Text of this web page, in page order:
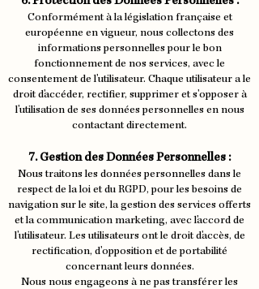
Conformément à la législation française et
européenne en vigueur, nous collectons des
informations personnelles pour le bon
fonctionnement de nos services, avec le
consentement de l'utilisateur. Chaque utilisateur a le
droit d'accéder, rectifier, supprimer et s'opposer à
l'utilisation de ses données personnelles en nous
contactant directement.
7. Gestion des Données Personnelles :
Nous traitons les données personnelles dans le
respect de la loi et du RGPD, pour les besoins de
navigation sur le site, la gestion des services offerts
et la communication marketing, avec l'accord de
l'utilisateur. Les utilisateurs ont le droit d'accès, de
rectification, d'opposition et de portabilité
concernant leurs données.
Nous nous engageons à ne pas transférer les